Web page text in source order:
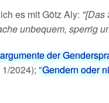
es mit Götz Aly: "[Das
unbequem, sperrig
der
2024); "Gendern oder